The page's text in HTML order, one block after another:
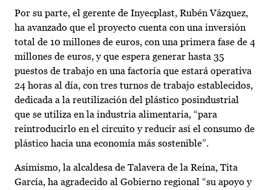
Por su parte, el gerente de Inyecplast, Rubén Vázquez,
ha avanzado que el proyecto cuenta con una inversión
total de 10 millones de euros, con una primera fase de 4
millones de euros, y que espera generar hasta 35
puestos de trabajo en una factoría que estará operativa
24 horas al día, con tres turnos de trabajo establecidos,
dedicada a la reutilización del plástico posindustrial
que se utiliza en la industria alimentaria, “para
reintroducirlo en el circuito y reducir así el consumo de
plástico hacia una economía más sostenible”.
Asimismo, la alcaldesa de Talavera de la Reina, Tita
García, ha agradecido al Gobierno regional “su apoyo y